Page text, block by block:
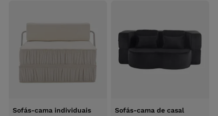
Sofás-cama individuais Sofás-cama de casal